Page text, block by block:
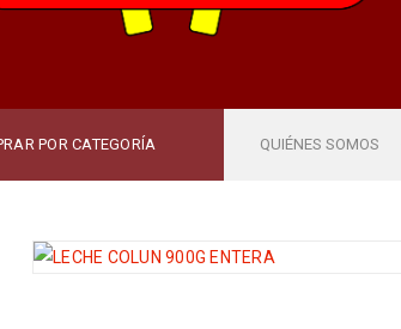
POR CATEGORÍA QUIÉNES SOMOS